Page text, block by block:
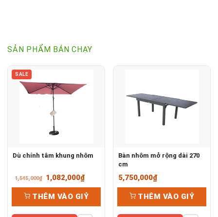
SẢN PHẨM BÁN CHẠY
SALE
Dù chính tâm khung nhôm
1,545,000₫
Giá
gốc
là:
1,545,000₫.
1,082,000₫Giá
hiện
tại
là:
THÊM VÀO GIỶ
Bàn nhôm mở rộng dài 270
cm
5,750,000₫
THÊM VÀO GIỶ